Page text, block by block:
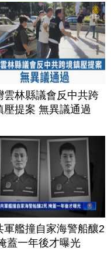
雲林縣議會反中共跨
壓提案 無異議通過
軍艦撞自家海警船釀2
蓋一年後才曝光